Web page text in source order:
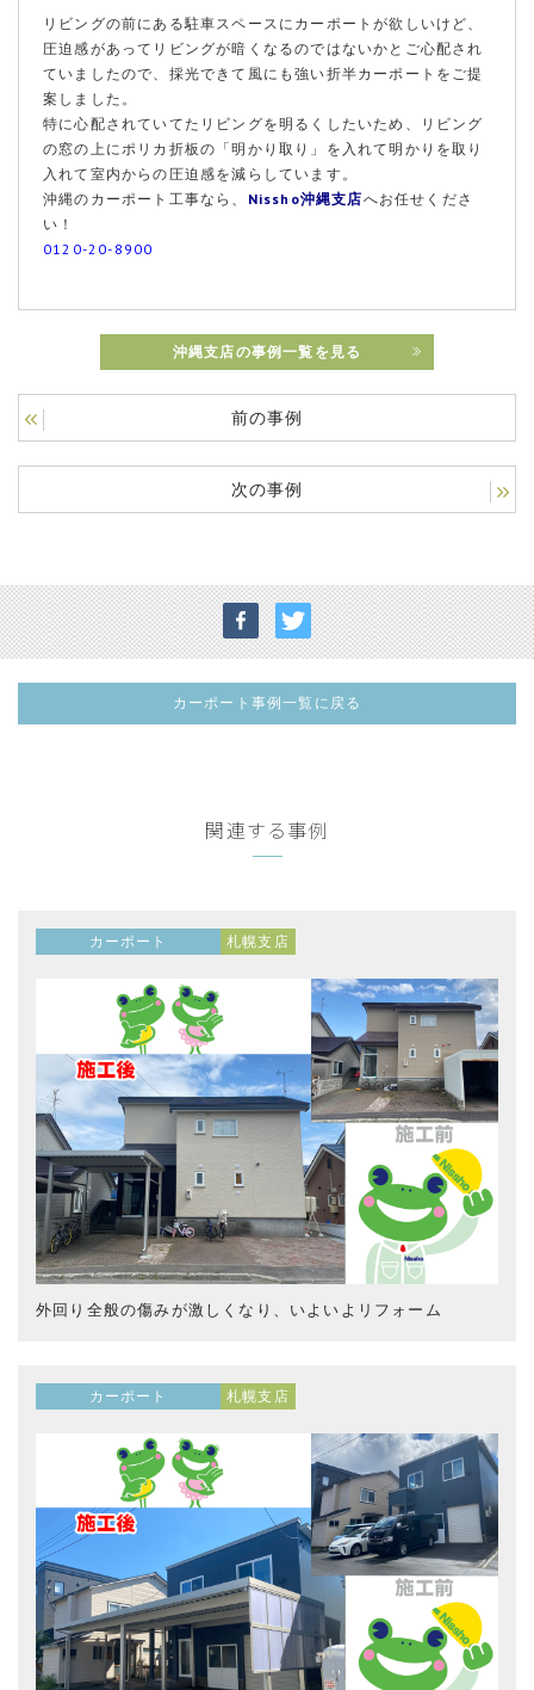
リビングの前にある駐車スペースにカーポートが欲しいけど、
圧迫感があってリビングが暗くなるのではないかとご心配され
ていましたので、採光できて風にも強い折半カーポートをご提
案しました。
特に心配されていてたリビングを明るくしたいため、リビング
の窓の上にポリカ折板の「明かり取り」を入れて明かりを取り
入れて室内からの圧迫感を減らしています。
沖縄のカーポート工事なら、 Nissho沖縄支店へお任せくださ
い！
0120-20-8900
沖縄支店の事例一覧を見る
前の事例
次の事例
カーポート事例一覧に戻る
関連する事例
カーポート 札幌支店
外回り全般の傷みが激しくなり、いよいよリフォーム
カーポート 札幌支店